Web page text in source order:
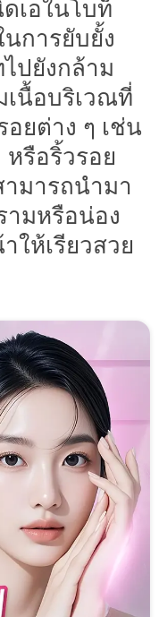
เอในโบท็
การยับยั้ง
ปยังกล้าม
เนื้อบริเวณที่
ยต่าง ๆ เช่น
รือริ้วรอย
มารถนำมา
มหรือน่อง
ให้เรียวสวย